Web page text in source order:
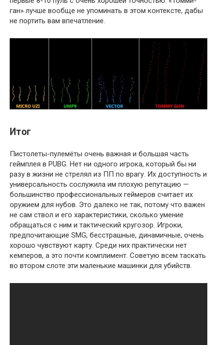
ган» лучше вообще не упоминать в этом контексте, дабы
не портить вам впечатление.
Итог
Пистолеты-пулемёты очень важная и большая часть
геймплея в PUBG. Нет ни одного игрока, который бы ни
разу в жизни не стрелял из ПП по врагу. Их доступность и
универсальность сослужила им плохую репутацию —
большинство профессиональных геймеров считает их
оружием для нубов. Это далеко не так, потому что важен
не сам ствол и его характеристики, сколько умение
обращаться с ним и тактический кругозор. Игроки,
предпочитающие SMG, бесстрашные, динамичные, очень
хорошо чувствуют карту. Среди них практически нет
кемперов, а это почти комплимент. Советую всем таскать
во втором слоте эти маленькие машинки для убийств.